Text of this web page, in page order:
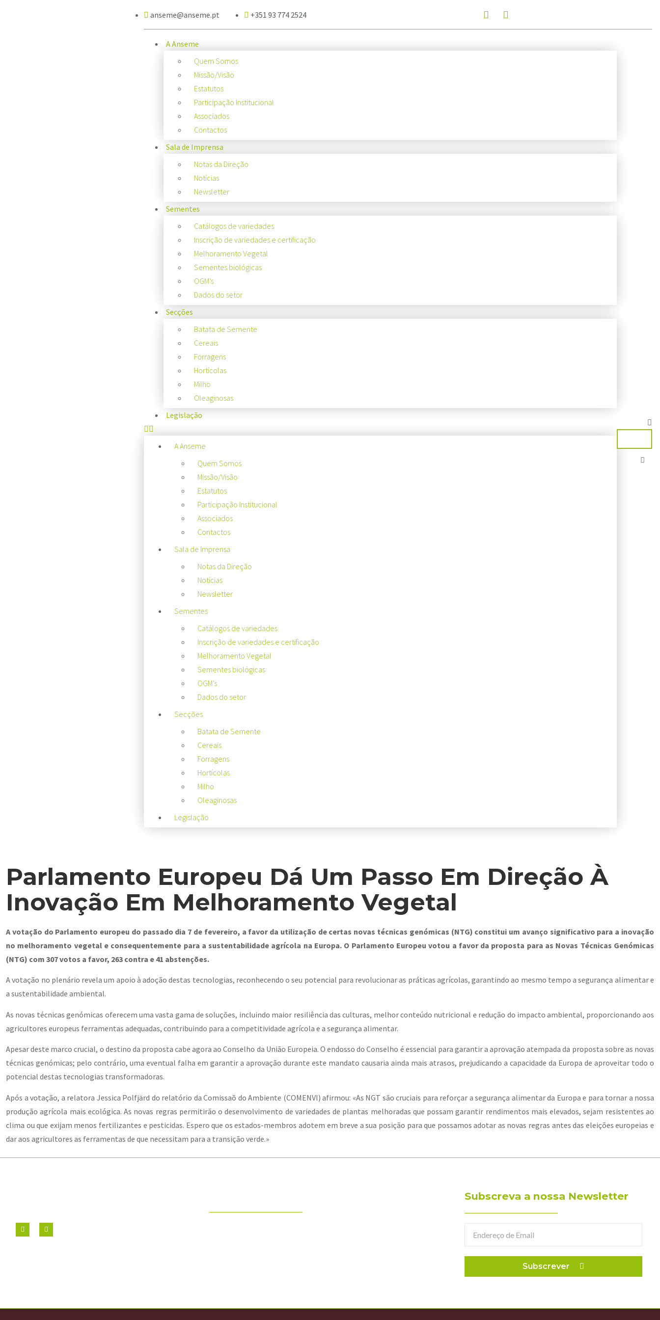
anseme@anseme.pt +351 93 774 2524
A Anseme
Quem Somos
Missão/Visão
Estatutos
Participação Institucional
Associados
Contactos
Sala de Imprensa
Notas da Direção
Notícias
Newsletter
Sementes
Catálogos de variedades
Inscrição de variedades e certificação
Melhoramento Vegetal
Sementes biológicas
OGM’s
Dados do setor
Secções
Batata de Semente
Cereais
Forragens
Hortícolas
Milho
Oleaginosas
Legislação
A Anseme
Quem Somos
Missão/Visão
Estatutos
Participação Institucional
Associados
Contactos
Sala de Imprensa
Notas da Direção
Notícias
Newsletter
Sementes
Catálogos de variedades
Inscrição de variedades e certificação
Melhoramento Vegetal
Sementes biológicas
OGM’s
Dados do setor
Secções
Batata de Semente
Cereais
Forragens
Hortícolas
Milho
Oleaginosas
Legislação
Parlamento Europeu Dá Um Passo Em Direção À
Inovação Em Melhoramento Vegetal
A votação do Parlamento europeu do passado dia 7 de fevereiro, a favor da utilização de certas novas técnicas genómicas (NTG) constitui um avanço significativo para a inovação
no melhoramento vegetal e consequentemente para a sustentabilidade agrícola na Europa. O Parlamento Europeu votou a favor da proposta para as Novas Técnicas Genómicas
(NTG) com 307 votos a favor, 263 contra e 41 abstenções.
A votação no plenário revela um apoio à adoção destas tecnologias, reconhecendo o seu potencial para revolucionar as práticas agrícolas, garantindo ao mesmo tempo a segurança alimentar e
a sustentabilidade ambiental.
As novas técnicas genómicas oferecem uma vasta gama de soluções, incluindo maior resiliência das culturas, melhor conteúdo nutricional e redução do impacto ambiental, proporcionando aos
agricultores europeus ferramentas adequadas, contribuindo para a competitividade agrícola e a segurança alimentar.
Apesar deste marco crucial, o destino da proposta cabe agora ao Conselho da União Europeia. O endosso do Conselho é essencial para garantir a aprovação atempada da proposta sobre as novas
técnicas genómicas; pelo contrário, uma eventual falha em garantir a aprovação durante este mandato causaria ainda mais atrasos, prejudicando a capacidade da Europa de aproveitar todo o
potencial destas tecnologias transformadoras.
Após a votação, a relatora Jessica Polfjärd do relatório da Comissaõ do Ambiente (COMENVI) afirmou: «As NGT são cruciais para reforçar a segurança alimentar da Europa e para tornar a nossa
produção agrícola mais ecológica. As novas regras permitirão o desenvolvimento de variedades de plantas melhoradas que possam garantir rendimentos mais elevados, sejam resistentes ao
clima ou que exijam menos fertilizantes e pesticidas. Espero que os estados-membros adotem em breve a sua posição para que possamos adotar as novas regras antes das eleições europeias e
dar aos agricultores as ferramentas de que necessitam para a transição verde.»
Subscreva a nossa Newsletter
Subscrever